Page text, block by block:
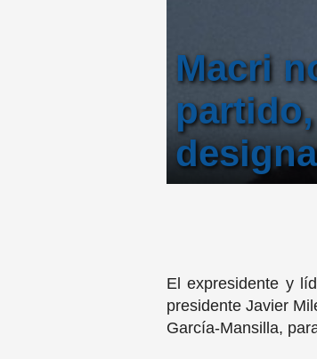
Macri
El expresidente y
presidente Javier
García-Mansilla,